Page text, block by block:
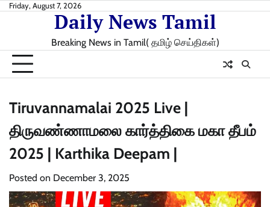
SkipFriday, August 7, 2026
Daily News Tamil
Breaking News in Tamil( தமிழ் செய்திகள்)
Tiruvannamalai 2025 Live |
திருவண்ணாமலை கார்த்திகை மகா தீபம்
2025 | Karthika Deepam |
Posted on December 3, 2025